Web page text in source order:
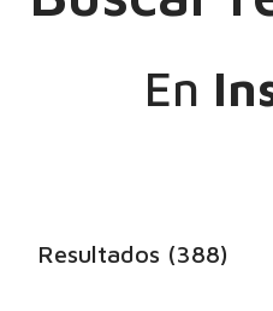
En
Resultados (388)